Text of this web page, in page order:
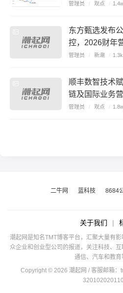
管理员 / 观点 /
东方甄选发布
控，2026财年
管理员 / 新潮 /
顺丰数智技术
链及国际业务
管理员 / 观点 /
二牛网 蓝科技 8684
关于我们 |
潮起网是知名TMT博客平台，汇聚大量有
众企业和创业型公司的报道，关注科技、互
通信、汽车和教育
Copyright © 2026 潮起网 / 客服邮箱：